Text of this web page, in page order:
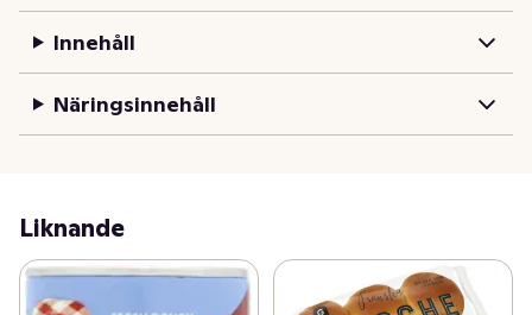
Innehåll
Näringsinnehåll
Liknande